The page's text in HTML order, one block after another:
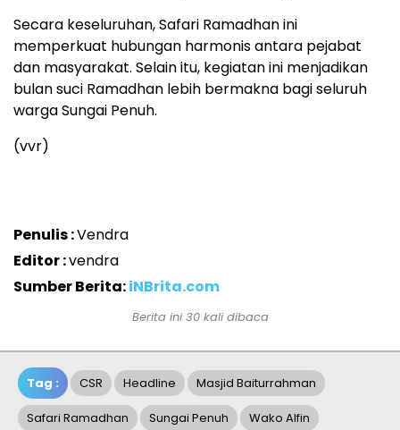
Secara keseluruhan, Safari Ramadhan ini
memperkuat hubungan harmonis antara pejabat
dan masyarakat. Selain itu, kegiatan ini menjadikan
bulan suci Ramadhan lebih bermakna bagi seluruh
warga Sungai Penuh.
(vvr)
Penulis :Vendra
Editor :vendra
Sumber Berita:iNBrita.com
Berita ini 30 kali dibaca
Tag : CSR Headline Masjid Baiturrahman
Safari Ramadhan Sungai Penuh Wako Alfin